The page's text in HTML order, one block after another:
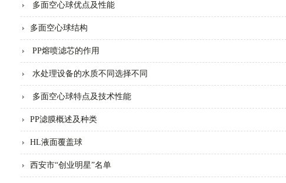
多面空心球优点及性能
多面空心球结构
PP熔喷滤芯的作用
水处理设备的水质不同选择不同
多面空心球特点及技术性能
PP滤膜概述及种类
HL液面覆盖球
西安市“创业明星”名单